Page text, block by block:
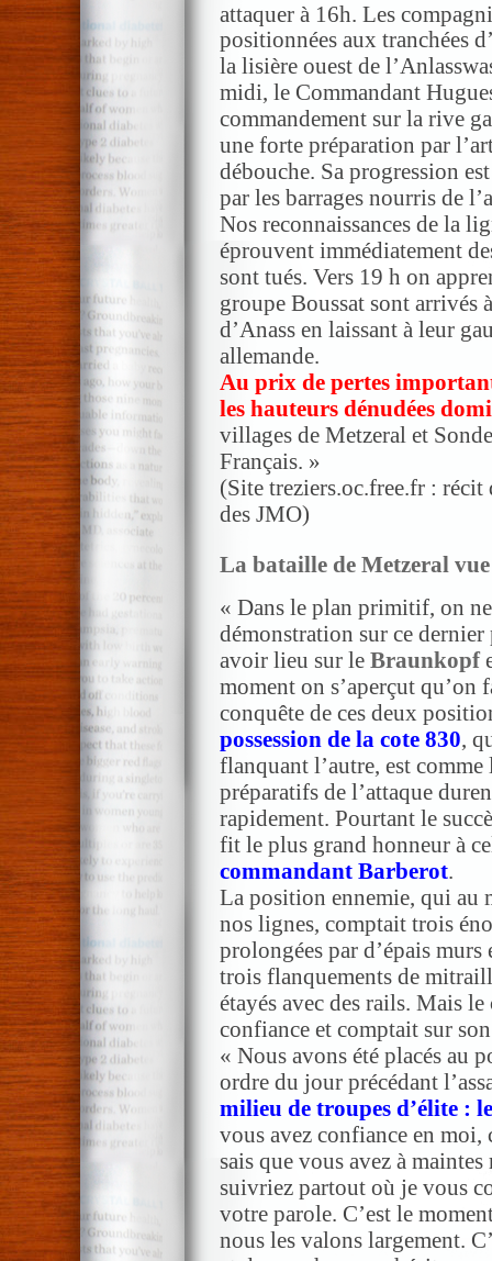
attaquer à 16h. Les
positionnées aux tranchées
la lisière ouest de
midi, le Commandant
commandement sur la rive
une forte préparation par
débouche. Sa progression
par les barrages nourris de
Nos reconnaissances de la
éprouvent immédiatement
sont tués. Vers 19 h on
groupe Boussat sont arrivés
d’Anass en laissant à leur
allemande.
Au prix de pertes
les hauteurs dénudées
villages de Metzeral et
Français. »
(Site treziers.oc.free.fr :
des JMO)
La bataille de Metzeral
« Dans le plan primitif, on
démonstration sur ce
avoir lieu sur le Braunkopf
moment on s’aperçut
conquête de ces deux
possession de la cote 830,
flanquant l’autre, est
préparatifs de l’attaque
rapidement. Pourtant le
fit le plus grand honneur à
commandant Barberot.
La position ennemie, qui au
nos lignes, comptait trois
prolongées par d’épais murs
trois flanquements de
étayés avec des rails. Mais
confiance et comptait sur
« Nous avons été placés au
ordre du jour précédant
milieu de troupes d’élite :
vous avez confiance en moi,
sais que vous avez à
suivriez partout où je vous
votre parole. C’est le
nous les valons largement.